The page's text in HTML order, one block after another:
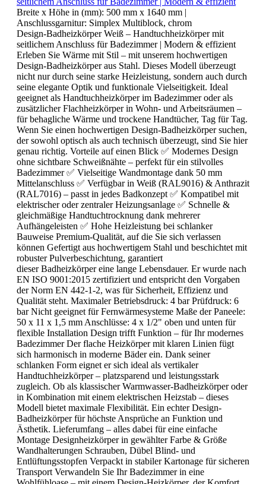
Breite x Höhe in (mm): 500 mm x 1640 mm |
Anschlussgarnitur: Simplex Multiblock, chrom
Design-Badheizkörper Weiß – Handtuchheizkörper mit
seitlichem Anschluss für Badezimmer | Modern & effizient
Erleben Sie Wärme mit Stil – mit unserem hochwertigen
Design-Badheizkörper aus Stahl. Dieses Modell überzeugt
nicht nur durch seine starke Heizleistung, sondern auch durch
seine elegante Optik und funktionale Vielseitigkeit. Ideal
geeignet als Handtuchheizkörper im Badezimmer oder als
zusätzlicher Flachheizkörper in Wohn- und Arbeitsräumen –
für behagliche Wärme und trockene Handtücher, Tag für Tag.
Wenn Sie einen hochwertigen Design-Badheizkörper suchen,
der sowohl optisch als auch technisch überzeugt, sind Sie hier
genau richtig. Vorteile auf einen Blick ✅ Modernes Design
ohne sichtbare Schweißnähte – perfekt für ein stilvolles
Badezimmer ✅ Vielseitige Wandmontage dank 50 mm
Mittelanschluss ✅ Verfügbar in Weiß (RAL9016) & Anthrazit
(RAL7016) – passt in jedes Badkonzept ✅ Kompatibel mit
elektrischer oder zentraler Heizungsanlage ✅ Schnelle &
gleichmäßige Handtuchtrocknung dank mehrerer
Aufhängeleisten ✅ Hohe Heizleistung bei schlanker
Bauweise Premium-Qualität, auf die Sie sich verlassen
können Gefertigt aus hochwertigem Stahl und beschichtet mit
robuster Pulverbeschichtung, garantiert
dieser Badheizkörper eine lange Lebensdauer. Er wurde nach
EN ISO 9001:2015 zertifiziert und entspricht den Vorgaben
der Norm EN 442-1-2, was für Sicherheit, Effizienz und
Qualität steht. Maximaler Betriebsdruck: 4 bar Prüfdruck: 6
bar Nicht geeignet für Fernwärmesysteme Maße der Paneele:
50 x 11 x 1,5 mm Anschlüsse: 4 x 1/2" oben und unten für
flexible Installation Design trifft Funktion – für Ihr modernes
Badezimmer Der flache Heizkörper mit klaren Linien fügt
sich harmonisch in moderne Bäder ein. Dank seiner
schlanken Form eignet er sich ideal als vertikaler
Handtuchheizkörper – platzsparend und leistungsstark
zugleich. Ob als klassischer Warmwasser-Badheizkörper oder
in Kombination mit einem elektrischen Heizstab – dieses
Modell bietet maximale Flexibilität. Ein echter Design-
Badheizkörper für höchste Ansprüche an Funktion und
Ästhetik. Lieferumfang – alles dabei für eine einfache
Montage Designheizkörper in gewählter Farbe & Größe
Wandhalterungen Schrauben, Dübel Blind- und
Entlüftungsstopfen Verpackt in stabiler Kartonage für sicheren
Transport Verwandeln Sie Ihr Badezimmer in eine